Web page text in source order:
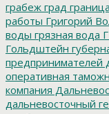
грабеж град граница
работы Григорий
воды грязная вода
Гольдштейн
предпринимателей
оперативная
компания
дальневосточный